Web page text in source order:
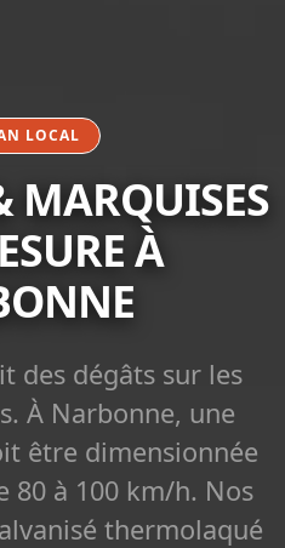
LOCAL
MARQUISES
À
des dégâts sur les
À Narbonne, une
être dimensionnée
80 à 100 km/h. Nos
thermolaqué